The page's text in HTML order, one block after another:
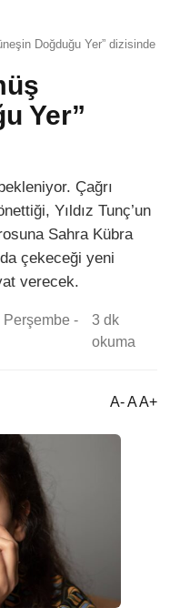
Doğduğu Yer” dizisinde
Yer”
Çağrı
Yıldız Tunç’un
Sahra Kübra
çekeceği yeni
verecek.
-
3 dk
okuma
A- A A+